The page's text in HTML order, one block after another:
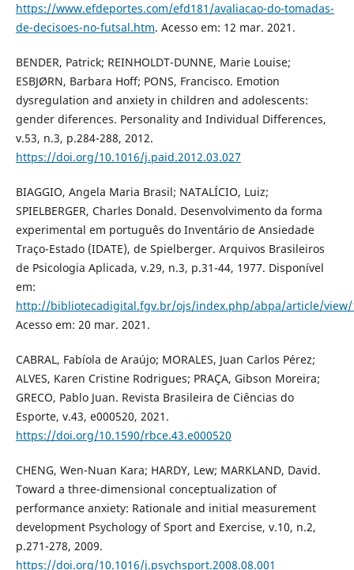
https://www.efdeportes.com/efd181/avaliacao-do-tomadas-
de-decisoes-no-futsal.htm. Acesso em: 12 mar. 2021.
BENDER, Patrick; REINHOLDT-DUNNE, Marie Louise;
ESBJØRN, Barbara Hoff; PONS, Francisco. Emotion
dysregulation and anxiety in children and adolescents:
gender diferences. Personality and Individual Differences,
v.53, n.3, p.284-288, 2012.
https://doi.org/10.1016/j.paid.2012.03.027
BIAGGIO, Angela Maria Brasil; NATALÍCIO, Luiz;
SPIELBERGER, Charles Donald. Desenvolvimento da forma
experimental em português do Inventário de Ansiedade
Traço-Estado (IDATE), de Spielberger. Arquivos Brasileiros
de Psicologia Aplicada, v.29, n.3, p.31-44, 1977. Disponível
em:
http://bibliotecadigital.fgv.br/ojs/index.php/abpa/article/view/
Acesso em: 20 mar. 2021.
CABRAL, Fabíola de Araújo; MORALES, Juan Carlos Pérez;
ALVES, Karen Cristine Rodrigues; PRAÇA, Gibson Moreira;
GRECO, Pablo Juan. Revista Brasileira de Ciências do
Esporte, v.43, e000520, 2021.
https://doi.org/10.1590/rbce.43.e000520
CHENG, Wen-Nuan Kara; HARDY, Lew; MARKLAND, David.
Toward a three-dimensional conceptualization of
performance anxiety: Rationale and initial measurement
development Psychology of Sport and Exercise, v.10, n.2,
p.271-278, 2009.
https://doi.org/10.1016/j.psychsport.2008.08.001